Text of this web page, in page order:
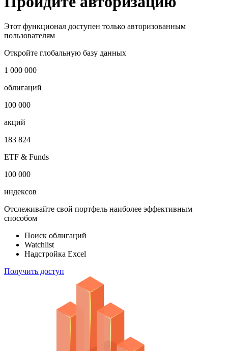
Запросить доступ
Пройдите авторизацию
пользователям
Откройте глобальную базу данных
1 000 000
облигаций
100 000
акций
183 824
ETF & Funds
100 000
Отслеживайте свой портфель наиболее эффективным
способом
Поиск облигаций
Надстройка Excel
Получить доступ